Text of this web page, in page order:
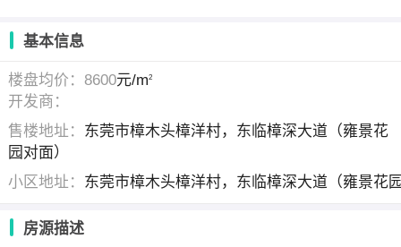
基本信息
楼盘均价：8600元/m2
开发商：
售楼地址： 东莞市樟木头樟洋村，东临樟深大道（雍景花
园对面）
小区地址： 东莞市樟木头樟洋村，东临樟深大道（雍景花
房源描述